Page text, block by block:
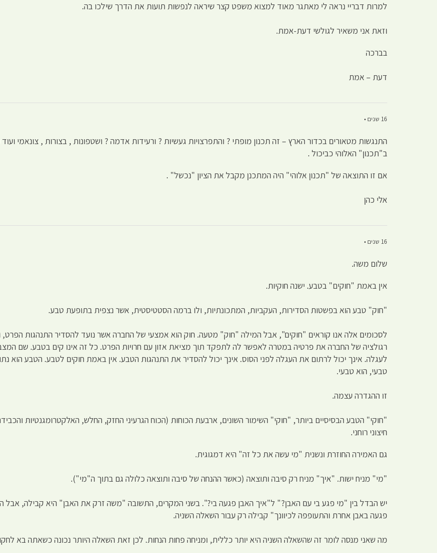
למרות דבריי נראה לי מאתגר מאוד למצוא משפט קצר שיראה לנפשות תועות את הדרך שילכו בה.
וזאת אני משאיר לגולשי דעת-אמת.
בברכה
דעת – אמת
16 שנים •
התנגשות מטאורים בכדור הארץ – זה תכנון מופתי ? והתפרצויות געשיות ? ורעידות אדמה ? ושטפונות , בצורות , צונאמי
ב"תכנון" האלוהי כביכול .
אם זו התוצאה של "תכנון אלוהי" היה המתכנן מקבל את הציון "נכשל" .
אלי כהן
16 שנים •
שלום משה.
אין באמת "חוקים" בטבע. ישנה חוקיות.
"חוק" טבע הוא בפשטות הסדירות, העקביות, המתכונתיות, ולו ברמה הסטטיסטית, אשר נצפית בתופעת טבע.
לסכומים אלה אנו קוראים "חוקים", אבל המילה "חוק" מטעה. חוק הוא אמצעי של החברה אשר נועד להסדיר התנהגות הפרט,
רגולציה של החברה את פרטיה במטרה לאפשר לה לתפקד תוך מציאת אזון עם חרויות הפרט. כל זה אינו קים בטבע. שם
לעגלה. אינך יכול לרתום את העגלה לפני הסוס. אינך יכול להסדיר את התנהגות הטבע. אין באמת חוקים לטבע. הטבע הוא
טבעי, הוא טבעי.
זו ההגדרה עצמה.
"חוקי" הטבע הבסיסיים ביותר, "חוקי" השימור השונים, ארבעת הכוחות (הכוח הגרעיני החזק, החלש, האלקטרומגנטיות
חיצוני רוחני.
גם האמירה החוזרת ונשנית "מי עשה את כל זה" היא דמגוגית.
"מי" מניח ישות. "איך" מניח רק סיבה ותוצאה (כאשר ההנחה של סיבה ותוצאה כלולה גם בתוך ה"מי").
יש הבדל בין "מי פגע בי עם האבן?" ל"איך האבן פגעה בי?". בשני המקרים, התשובה "משה זרק את האבן" היא קבילה, אבל
פגעה באבן אחרת והתעופפה לכיוונך" קבילה רק עבור השאלה השניה.
מה שאני מנסה לומר זה שהשאלה השניה היא יותר כללית, ומניחה פחות הנחות. לכן זאת השאלה היותר נכונה כשאתה בא